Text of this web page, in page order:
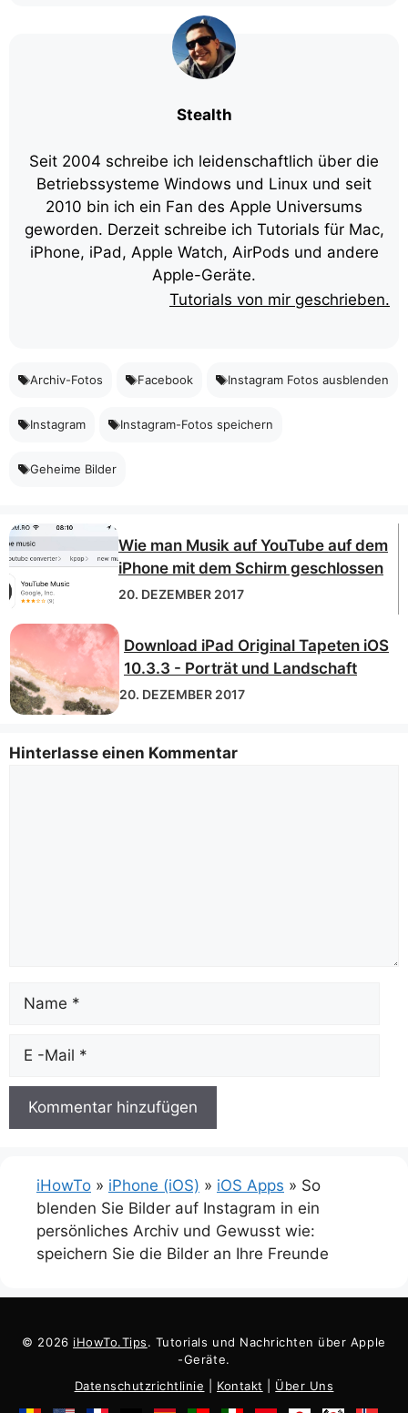
Stealth
Seit 2004 schreibe ich leidenschaftlich über die
Betriebssysteme Windows und Linux und seit
2010 bin ich ein Fan des Apple Universums
geworden. Derzeit schreibe ich Tutorials für Mac,
iPhone, iPad, Apple Watch, AirPods und andere
Apple-Geräte.
Tutorials von mir geschrieben.
Archiv-Fotos Facebook Instagram Fotos ausblenden
Instagram Instagram-Fotos speichern
Geheime Bilder
Wie man Musik auf YouTube auf dem
iPhone mit dem Schirm geschlossen
20. DEZEMBER 2017
Download iPad Original Tapeten iOS
10.3.3 - Porträt und Landschaft
20. DEZEMBER 2017
Hinterlasse einen Kommentar
iHowTo » iPhone (iOS) » iOS Apps » So
blenden Sie Bilder auf Instagram in ein
persönliches Archiv und Gewusst wie:
speichern Sie die Bilder an Ihre Freunde
© 2026 iHowTo.Tips. Tutorials und Nachrichten über Apple
-Geräte.
Datenschutzrichtlinie
Kontakt Über Uns